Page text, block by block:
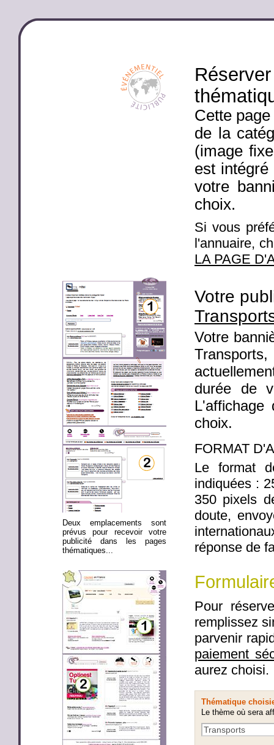
Cette
de la
(image
est
votre
choix.
Si vous
l'annuaire,
LA PAGE
Deux emplacements sont
prévus pour recevoir votre
publicité dans les pages
thématiques...
Votre
Votre
durée de
choix.
FORMAT
Le format
indiquées :
350 pixels
doute,
réponse de
Pour
remplissez
parvenir
paiement
aurez choisi.
Thématique
Le thème où sera